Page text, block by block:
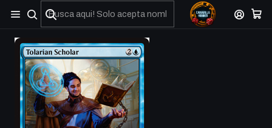
No olviden reportar sus depositos y transferencias por Whatsapp